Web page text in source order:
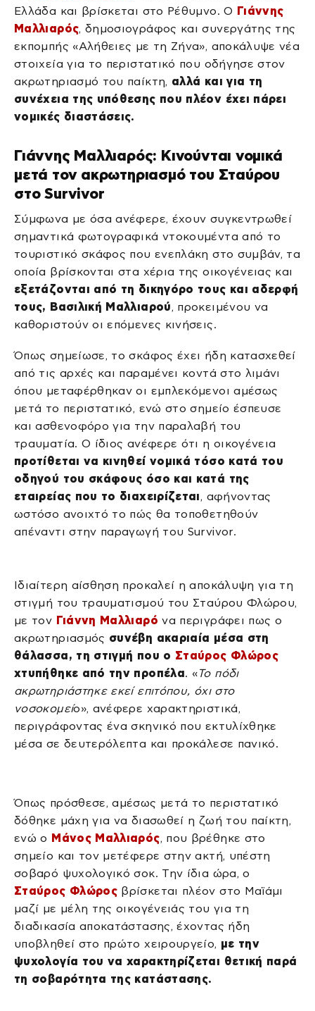
Ελλάδα και βρίσκεται στο Ρέθυμνο. Ο Γιάννης
Μαλλιαρός, δημοσιογράφος και συνεργάτης της
εκπομπής «Αλήθειες με τη Ζήνα», αποκάλυψε νέα
στοιχεία για το περιστατικό που οδήγησε στον
ακρωτηριασμό του παίκτη, αλλά και για τη
συνέχεια της υπόθεσης που πλέον έχει πάρει
νομικές διαστάσεις.
Γιάννης Μαλλιαρός: Κινούνται νομικά
μετά τον ακρωτηριασμό του Σταύρου
στο Survivor
Σύμφωνα με όσα ανέφερε, έχουν συγκεντρωθεί
σημαντικά φωτογραφικά ντοκουμέντα από το
τουριστικό σκάφος που ενεπλάκη στο συμβάν, τα
οποία βρίσκονται στα χέρια της οικογένειας και
εξετάζονται από τη δικηγόρο τους και αδερφή
τους, Βασιλική Μαλλιαρού, προκειμένου να
καθοριστούν οι επόμενες κινήσεις.
Όπως σημείωσε, το σκάφος έχει ήδη κατασχεθεί
από τις αρχές και παραμένει κοντά στο λιμάνι
όπου μεταφέρθηκαν οι εμπλεκόμενοι αμέσως
μετά το περιστατικό, ενώ στο σημείο έσπευσε
και ασθενοφόρο για την παραλαβή του
τραυματία. Ο ίδιος ανέφερε ότι η οικογένεια
προτίθεται να κινηθεί νομικά τόσο κατά του
οδηγού του σκάφους όσο και κατά της
εταιρείας που το διαχειρίζεται, αφήνοντας
ωστόσο ανοιχτό το πώς θα τοποθετηθούν
απέναντι στην παραγωγή του Survivor.
Ιδιαίτερη αίσθηση προκαλεί η αποκάλυψη για τη
στιγμή του τραυματισμού του Σταύρου Φλώρου,
με τον Γιάννη Μαλλιαρό να περιγράφει πως ο
ακρωτηριασμός συνέβη ακαριαία μέσα στη
θάλασσα, τη στιγμή που ο Σταύρος Φλώρος
χτυπήθηκε από την προπέλα. «Το πόδι
ακρωτηριάστηκε εκεί επιτόπου, όχι στο
νοσοκομείο», ανέφερε χαρακτηριστικά,
περιγράφοντας ένα σκηνικό που εκτυλίχθηκε
μέσα σε δευτερόλεπτα και προκάλεσε πανικό.
Όπως πρόσθεσε, αμέσως μετά το περιστατικό
δόθηκε μάχη για να διασωθεί η ζωή του παίκτη,
ενώ ο Μάνος Μαλλιαρός, που βρέθηκε στο
σημείο και τον μετέφερε στην ακτή, υπέστη
σοβαρό ψυχολογικό σοκ. Την ίδια ώρα, ο
Σταύρος Φλώρος βρίσκεται πλέον στο Μαϊάμι
μαζί με μέλη της οικογένειάς του για τη
διαδικασία αποκατάστασης, έχοντας ήδη
υποβληθεί στο πρώτο χειρουργείο, με την
ψυχολογία του να χαρακτηρίζεται θετική παρά
τη σοβαρότητα της κατάστασης.